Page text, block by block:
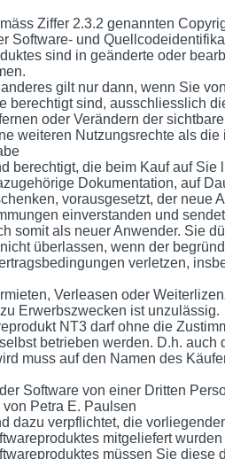
Ziffer 2.3.2 genannten
Software- und
sind in geänderte oder
gilt nur dann, wenn Sie
berechtigt sind, ausschliesslich
oder Verändern der
weiteren Nutzungsrechte als
berechtigt, die beim Kauf auf
Dokumentation, auf
vorausgesetzt, der neue
einverstanden und
somit als neuer Anwender. Sie
überlassen, wenn der
verletzen,
Verleasen oder
Erwerbszwecken ist unzulässig.
NT3 darf ohne die
betrieben werden. D.h.
muss auf den Namen des
Software von einer Dritten
von Petra E. Paulsen
dazu verpflichtet, die
mitgeliefert
müssen Sie diese